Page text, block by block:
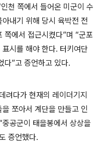
인천 쪽에서 들어온 미군이 수
내기 위해 당시 육박전 전
쪽에서 접근시켰다”며 “군포
시를 해야 한다. 터키여단
다”고 증언하고 있다.
려다가 현재의 레이더기지
쪼아서 계단을 만들고 인
중공군이 태을봉에서 상상을
증언했다.